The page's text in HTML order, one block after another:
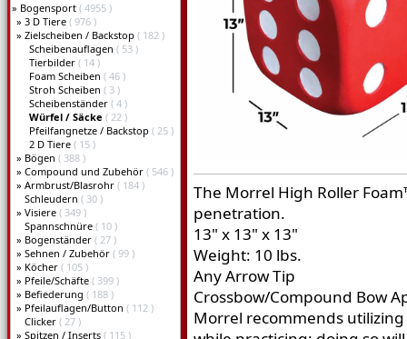
» Bogensport ( 4955 )
» 3 D Tiere ( 976 )
» Zielscheiben / Backstop ( 182 )
Scheibenauflagen ( 53 )
Tierbilder ( 14 )
Foam Scheiben ( 46 )
Stroh Scheiben ( 3 )
Scheibenständer ( 4 )
Würfel / Säcke ( 22 )
Pfeilfangnetze / Backstop ( 25 )
2 D Tiere ( 15 )
» Bögen ( 388 )
» Compound und Zubehör ( 546 )
» Armbrust/Blasrohr ( 184 )
Schleudern ( 30 )
» Visiere ( 349 )
Spannschnüre ( 10 )
» Bogenständer ( 27 )
» Sehnen / Zubehör ( 99 )
» Köcher ( 105 )
» Pfeile/Schäfte ( 399 )
» Befiederung ( 188 )
» Pfeilauflagen/Button ( 112 )
Clicker ( 27 )
» Spitzen / Inserts ( 115 )
The Morrel High Roller
penetration.
13" x 13" x 13"
Weight: 10 lbs.
Any Arrow Tip
Crossbow/Compound Bow
Morrel recommends